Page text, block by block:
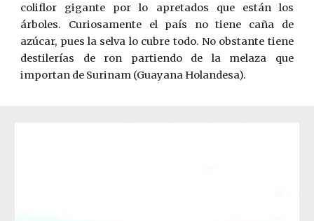
coliflor gigante por lo apretados que están los
árboles. Curiosamente el país no tiene caña de
azúcar, pues la selva lo cubre todo. No obstante tiene
destilerías de ron partiendo de la melaza que
importan de Surinam (Guayana Holandesa).